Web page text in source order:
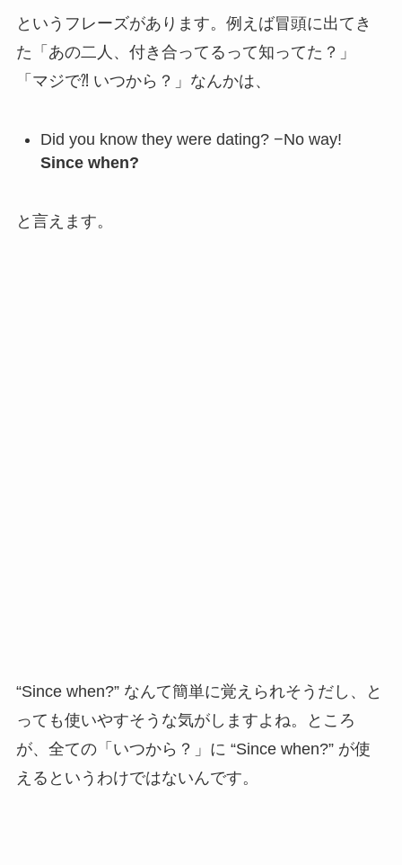
というフレーズがあります。例えば冒頭に出てき
た「あの二人、付き合ってるって知ってた？」
「マジで⁈ いつから？」なんかは、
Did you know they were dating? −No way!
Since when?
と言えます。
“Since when?” なんて簡単に覚えられそうだし、と
っても使いやすそうな気がしますよね。ところ
が、全ての「いつから？」に “Since when?” が使
えるというわけではないんです。